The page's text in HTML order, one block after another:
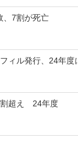
、7割が死亡
ィル発行、24年度
割超え 24年度